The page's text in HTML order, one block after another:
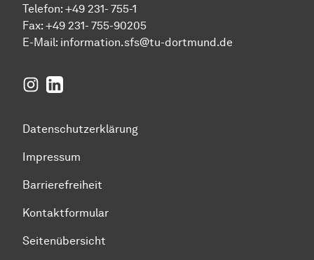
Telefon: +49 231- 755-1
Fax: +49 231- 755-90205
E-Mail: information.sfs@tu-dortmund.de
Instagram
LinkedIn
Datenschutzerklärung
Impressum
Barrierefreiheit
Kontaktformular
Seitenübersicht